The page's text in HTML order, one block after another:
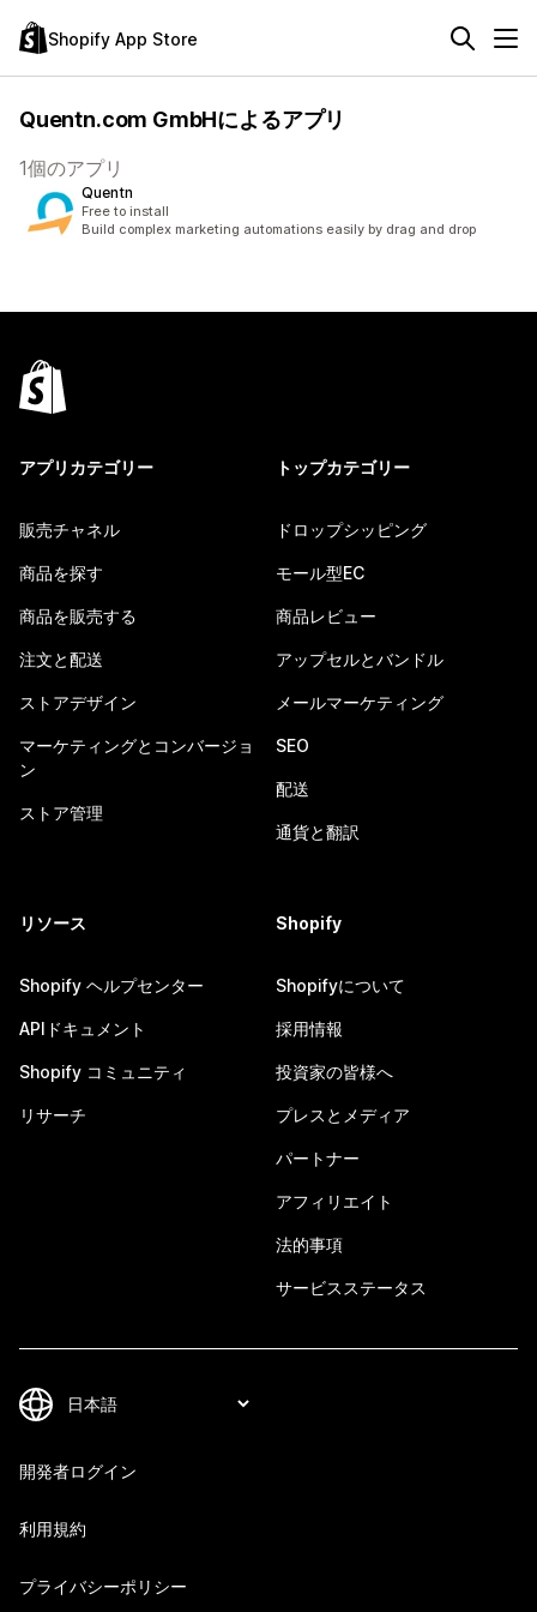
Shopify App Store
Quentn.com GmbHによるアプリ
1個のアプリ
Quentn
Free to install
Build complex marketing automations easily by drag and drop
アプリカテゴリー
販売チャネル
商品を探す
商品を販売する
注文と配送
ストアデザイン
マーケティングとコンバージョ
ン
ストア管理
トップカテゴリー
ドロップシッピング
モール型EC
商品レビュー
アップセルとバンドル
メールマーケティング
SEO
配送
通貨と翻訳
リソース
Shopify ヘルプセンター
APIドキュメント
Shopify コミュニティ
リサーチ
Shopify
Shopifyについて
採用情報
投資家の皆様へ
プレスとメディア
パートナー
アフィリエイト
法的事項
サービスステータス
開発者ログイン
利用規約
プライバシーポリシー